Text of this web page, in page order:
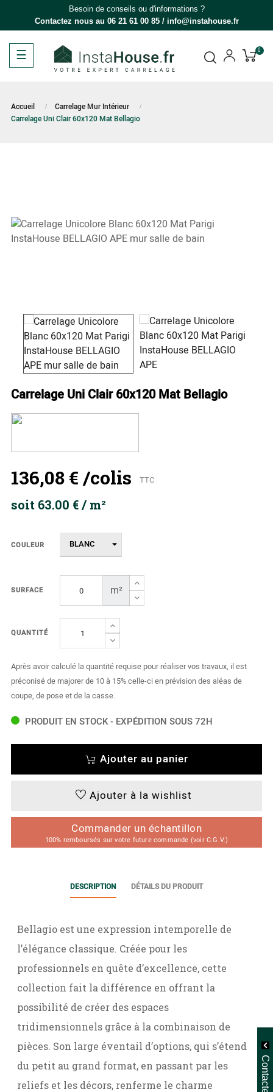
Besoin de conseils ou d'informations ?
Contactez nous au 06 21 61 00 85/ info@instahouse.fr
Basculer
la
☰ 0
Accueil
Carrelage Mur Intérieur
Carrelage Uni Clair 60x120 Mat Bellagio
Carrelage Uni Clair 60x120 Mat Bellagio
136,08 € /colis TTC
soit 63.00 € / m²
COULEUR
SURFACE m²
QUANTITÉ
Après avoir calculé la quantité requise pour réaliser vos travaux, il est
préconisé de majorer de 10 à 15% celle-ci en prévision des aléas de
coupe, de pose et de la casse.
PRODUIT EN STOCK - EXPÉDITION SOUS 72H
Ajouter au panier
Ajouter à la wishlist
Commander un échantillon
100% remboursés sur votre future commande (voir C.G.V.)
DESCRIPTION DÉTAILS DU PRODUIT
Bellagio est une expression intemporelle de
l’élégance classique. Créée pour les
professionnels en quête d’excellence, cette
collection fait la différence en offrant la
possibilité de créer des espaces
tridimensionnels grâce à la combinaison de
pièces. Son large éventail d’options, qui s’étend
du petit au grand format, en passant par les
reliefs et les décors, renferme le charme